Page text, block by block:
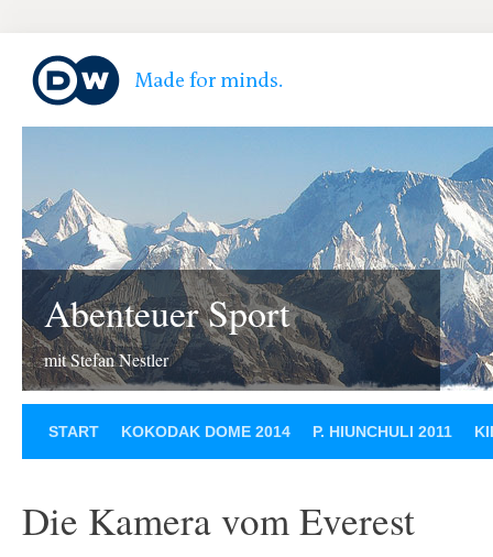
Abenteuer Sport
mit Stefan Nestler
START KOKODAK DOME 2014 P. HIUNCHULI 2011
Die Kamera vom Everest